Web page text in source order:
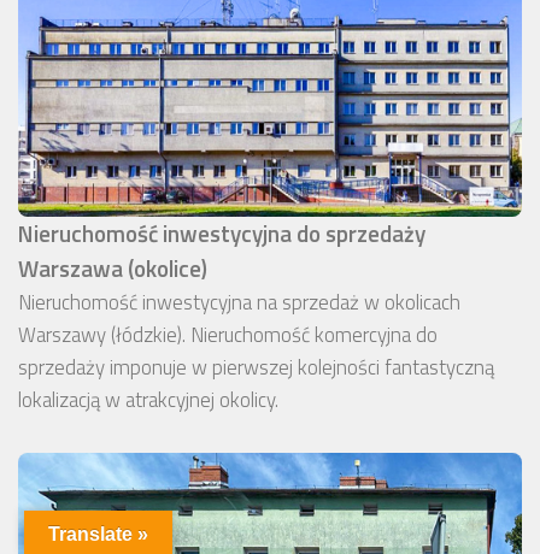
Nieruchomość inwestycyjna do sprzedaży
Warszawa (okolice)
Nieruchomość inwestycyjna na sprzedaż w okolicach
Warszawy (łódzkie). Nieruchomość komercyjna do
sprzedaży imponuje w pierwszej kolejności fantastyczną
lokalizacją w atrakcyjnej okolicy.
Translate »